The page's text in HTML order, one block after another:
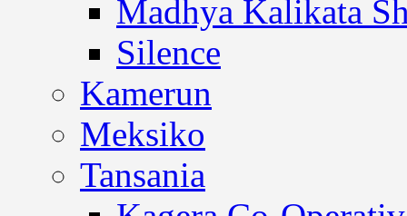
Madhya Kalikata
Silence
Kamerun
Meksiko
Tansania